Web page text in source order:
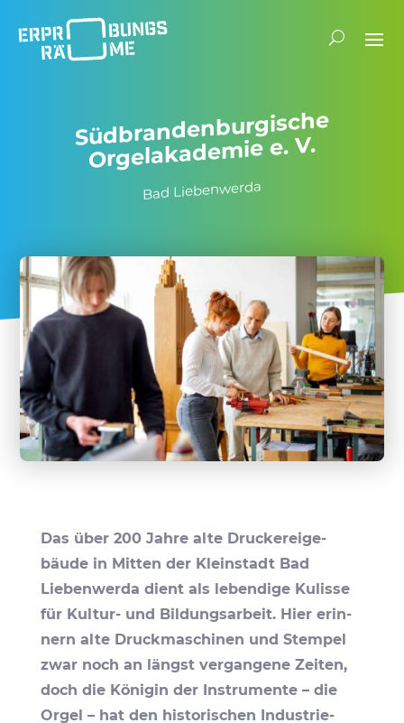
Südbran­den­bur­gi­sche
Orgel­aka­demie e. V.
Bad Lieben­werda
Das über 200 Jahre alte Druckerei­ge­
bäude in Mitten der Klein­stadt Bad
Lieben­werda dient als leben­dige Kulisse
für Kultur- und Bildungs­ar­beit. Hier erin­
nern alte Druck­ma­schinen und Stempel
zwar noch an längst vergan­gene Zeiten,
doch die Königin der Instru­mente – die
Orgel – hat den histo­ri­schen Indus­trie­